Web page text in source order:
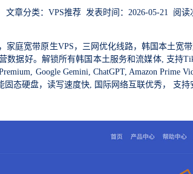
文章分类：VPS推荐 发表时间：2026-05-21 阅读
家庭宽带原生VPS，三网优化线路，韩国本土宽
据好。解锁所有韩国本土服务和流媒体, 支持
Google Gemini, ChatGPT, Amazon Prime
态硬盘，读写速度快, 国际网络互联优秀， 支持